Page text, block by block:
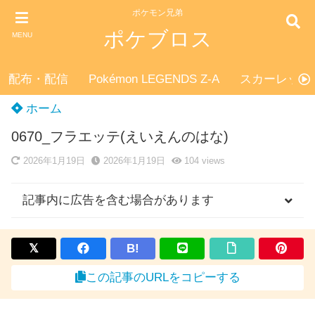
MENU
ポケモン兄弟
ポケブロス
配布・配信 Pokémon LEGENDS Z-A スカーレッ
ホーム
0670_フラエッテ(えいえんのはな)
2026年1月19日 2026年1月19日 104views
記事内に広告を含む場合があります
B!
この記事のURLをコピーする